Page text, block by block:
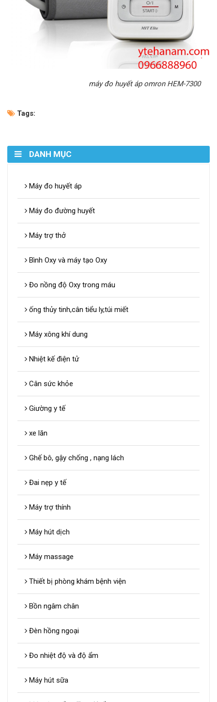
máy đo huyết áp omron HEM-7300
Tags:
DANH MỤC
Máy đo huyết áp
Máy đo đường huyết
Máy trợ thở
Bình Oxy và máy tạo Oxy
Đo nồng độ Oxy trong máu
ống thủy tinh,cân tiểu ly,túi miết
Máy xông khí dung
Nhiệt kế điện tử
Cân sức khỏe
Giường y tế
xe lăn
Ghế bô, gậy chống , nạng lách
Đai nẹp y tế
Máy trợ thính
Máy hút dịch
Máy massage
Thiết bị phòng khám bệnh viện
Bồn ngâm chân
Đèn hồng ngoại
Đo nhiệt độ và độ ẩm
Máy hút sữa